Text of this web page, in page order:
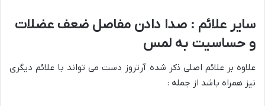
سایر علائم : صدا دادن مفاصل ضعف عضلات
و حساسیت به لمس
علاوه بر علائم اصلی ذکر شده آرتروز دست می تواند با علائم دیگری
نیز همراه باشد از جمله :